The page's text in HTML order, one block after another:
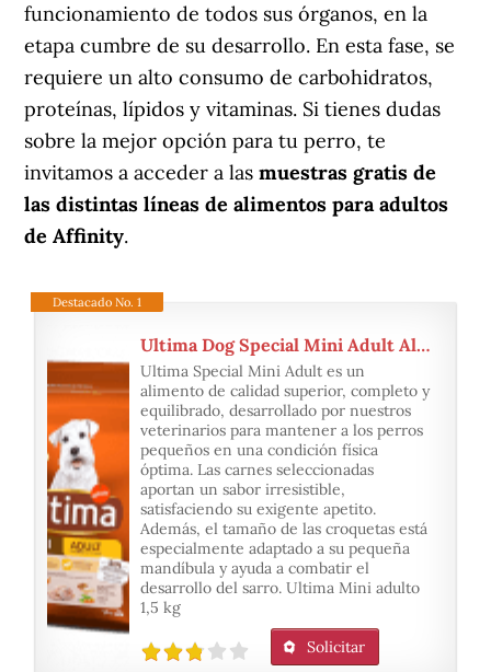
funcionamiento de todos sus órganos, en la
etapa cumbre de su desarrollo. En esta fase, se
requiere un alto consumo de carbohidratos,
proteínas, lípidos y vitaminas. Si tienes dudas
sobre la mejor opción para tu perro, te
invitamos a acceder a lasmuestras gratis de
las distintas líneas de alimentos para adultos
de Affinity.
Destacado No. 1
Ultima Dog Special Mini Adult Alimento para Perros
Ultima Special Mini Adult es un
alimento de calidad superior, completo y
equilibrado, desarrollado por nuestros
veterinarios para mantener a los perros
pequeños en una condición física
óptima. Las carnes seleccionadas
aportan un sabor irresistible,
satisfaciendo su exigente apetito.
Además, el tamaño de las croquetas está
especialmente adaptado a su pequeña
mandíbula y ayuda a combatir el
desarrollo del sarro. Ultima Mini adulto
1,5 kg
Solicitar